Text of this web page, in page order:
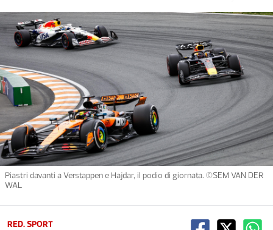
Piastri davanti a Verstappen e Hajdar, il podio di giornata. ©SEM VAN DER
WAL
RED. SPORT